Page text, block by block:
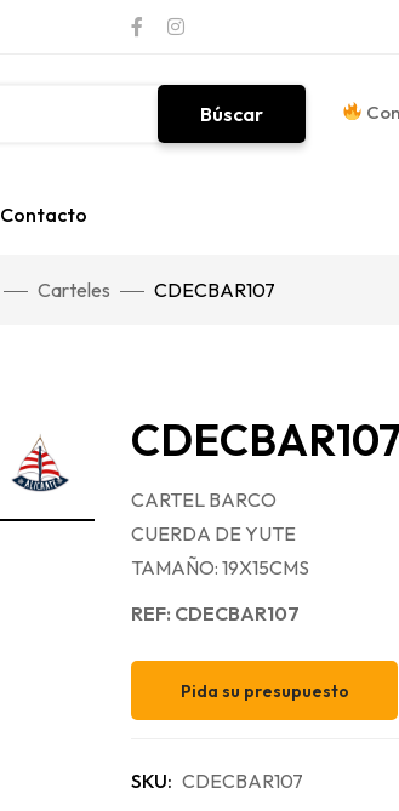
Búscar
Contacto
Carteles CDECBAR107
CDECBAR107
CARTEL BARCO
CUERDA DE YUTE
TAMAÑO: 19X15CMS
REF: CDECBAR107
Pida su presupuesto
SKU: CDECBAR107